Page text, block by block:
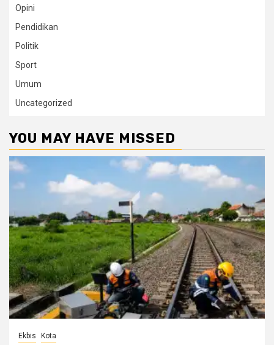
Opini
Pendidikan
Politik
Sport
Umum
Uncategorized
YOU MAY HAVE MISSED
Ekbis Kota